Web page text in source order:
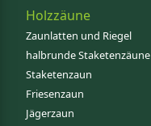
Holzzäune
Zaunlatten und Riegel
halbrunde Staketenzäune
Staketenzaun
Friesenzaun
Jägerzaun